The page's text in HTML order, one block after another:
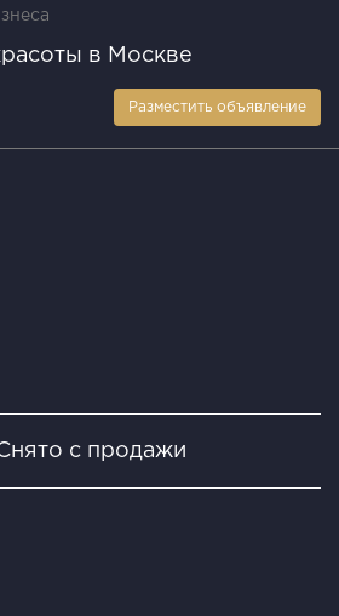
в Москве
Разместить объявление
с продажи